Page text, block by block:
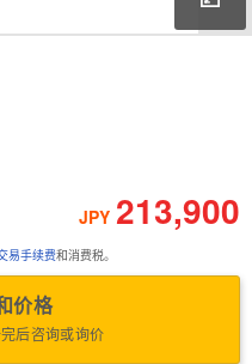
JPY 213,900
易手续费和消费税。
价格
后咨询或询价